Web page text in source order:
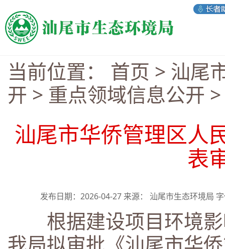
当前位置： 首页 > 汕尾
开 > 重点领域信息公开
汕尾市华侨管理区人
表
发布日期：2026-04-27 来源： 汕尾市生态环境局
根据建设项目环境影